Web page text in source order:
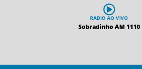
RADIO AO VIVO
Sobradinho AM 1110